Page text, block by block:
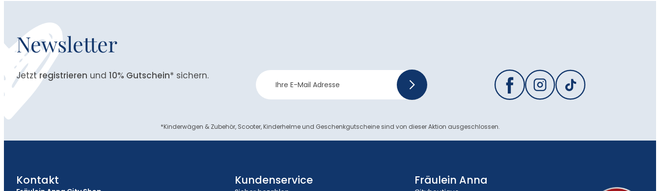
Newsletter
Jetztregistrieren und 10% Gutschein* sichern.
Newsletter
Anmeldung
>
*Kinderwägen & Zubehör, Scooter, Kinderhelme und Geschenkgutscheine sind von dieser Aktion ausgeschlossen.
Kontakt Kundenservice Fräulein Anna